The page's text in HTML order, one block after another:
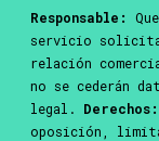
Responsable:
servicio
relación
no se cederán
legal. Derechos:
oposición,